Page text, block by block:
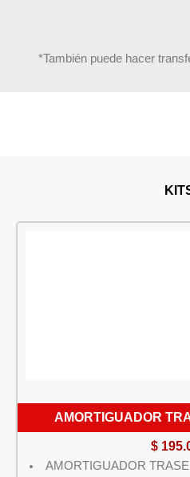
*También puede hacer
AMORTIGUADOR
$
AMORTIGUADOR